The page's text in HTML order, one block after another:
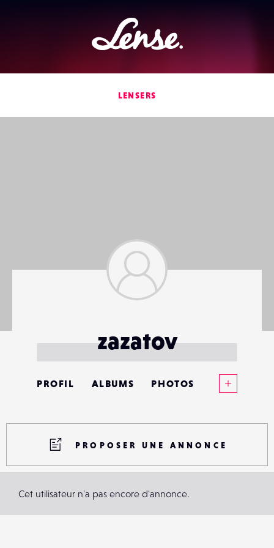
Lense
LENSERS
zazatov
PROFIL ALBUMS PHOTOS
CONTACTS
ÉVÉNEMENTS
PROPOSER UNE ANNONCE
Cet utilisateur n'a pas encore d'annonce.